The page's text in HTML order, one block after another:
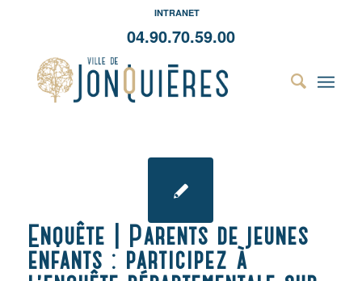
INTRANET
04.90.70.59.00
Enquête | Parents de jeunes
enfants : participez à